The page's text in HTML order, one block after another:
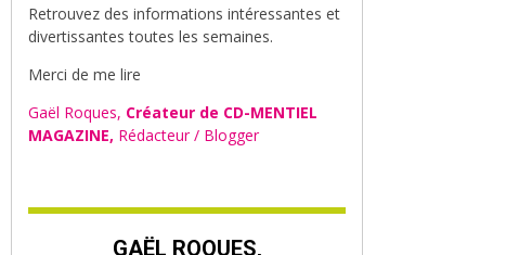
Retrouvez des informations intéressantes et
divertissantes toutes les semaines.
Merci de me lire
Gaël Roques, Créateur de CD-MENTIEL
MAGAZINE, Rédacteur / Blogger
GAËL ROQUES,